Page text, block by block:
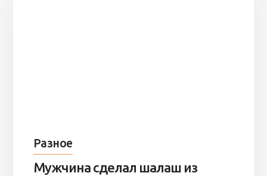
Разное
Мужчина сделал шалаш из